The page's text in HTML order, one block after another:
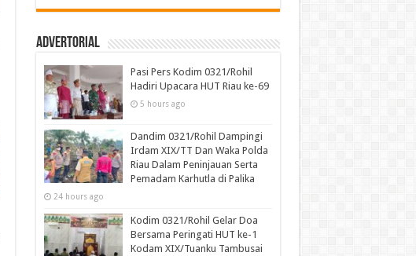
Advertorial
Pasi Pers Kodim 0321/Rohil
Hadiri Upacara HUT Riau ke-69
5 hours ago
Dandim 0321/Rohil Dampingi
Irdam XIX/TT Dan Waka Polda
Riau Dalam Peninjauan Serta
Pemadam Karhutla di Palika
24 hours ago
Kodim 0321/Rohil Gelar Doa
Bersama Peringati HUT ke-1
Kodam XIX/Tuanku Tambusai